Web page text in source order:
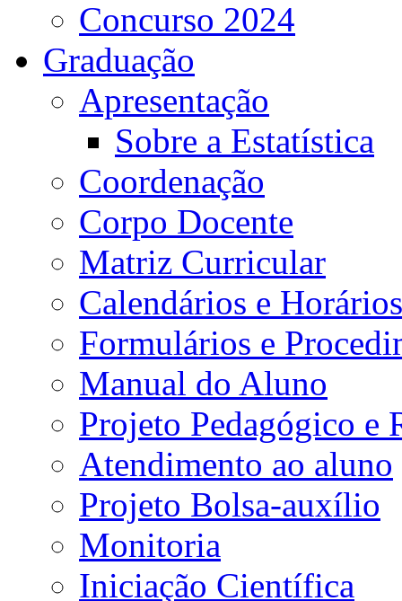
Concurso 2024
Graduação
Apresentação
Sobre a Estatística
Coordenação
Corpo Docente
Matriz Curricular
Calendários e Horários
Formulários e
Manual do Aluno
Projeto Pedagógico e
Atendimento ao aluno
Projeto Bolsa-auxílio
Monitoria
Iniciação Científica